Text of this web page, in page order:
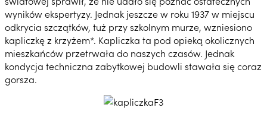
wyników ekspertyzy. Jednak jeszcze w roku 1937 w miejscu
odkrycia szczątków, tuż przy szkolnym murze, wzniesiono
kapliczkę z krzyżem*. Kapliczka ta pod opieką okolicznych
mieszkańców przetrwała do naszych czasów. Jednak
kondycja techniczna zabytkowej budowli stawała się coraz
gorsza.